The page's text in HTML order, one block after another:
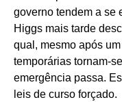
governo tendem a
Higgs mais tarde
qual, mesmo após
temporárias tornam-
emergência passa.
leis de curso forçado.